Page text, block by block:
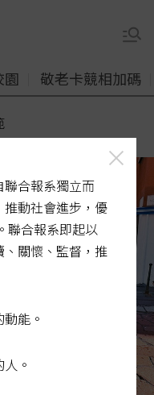
園 敬老卡競相加碼
合報系獨立而
動社會進步，優
聯合報系即起以
、關懷、監督，推
能。
。